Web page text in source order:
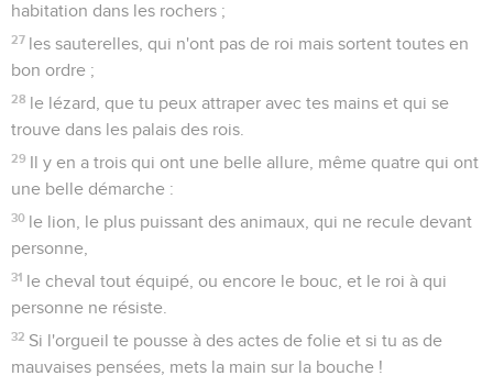
habitation dans les rochers ;
27 les sauterelles, qui n'ont pas de roi mais sortent toutes en
bon ordre ;
28 le lézard, que tu peux attraper avec tes mains et qui se
trouve dans les palais des rois.
29 Il y en a trois qui ont une belle allure, même quatre qui ont
une belle démarche :
30 le lion, le plus puissant des animaux, qui ne recule devant
personne,
31 le cheval tout équipé, ou encore le bouc, et le roi à qui
personne ne résiste.
32 Si l'orgueil te pousse à des actes de folie et si tu as de
mauvaises pensées, mets la main sur la bouche !